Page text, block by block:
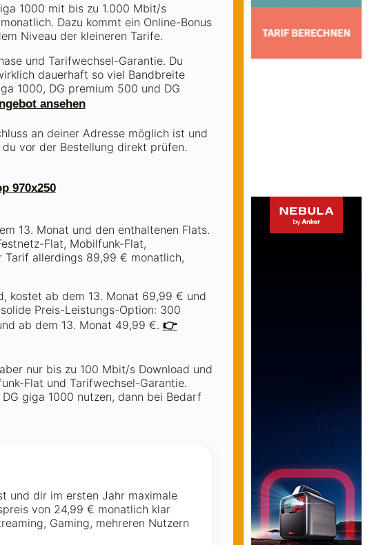
1000 mit bis zu 1.000 Mbit/s
Dazu kommt ein Online-Bonus
Niveau der kleineren Tarife.
und Tarifwechsel-Garantie. Du
dauerhaft so viel Bandbreite
1000, DG premium 500 und DG
ansehen
an deiner Adresse möglich ist und
vor der Bestellung direkt prüfen.
13. Monat und den enthaltenen Flats.
Flat, Mobilfunk-Flat,
Tarif allerdings 89,99 € monatlich,
kostet ab dem 13. Monat 69,99 € und
Preis-Leistungs-Option: 300
ab dem 13. Monat 49,99 €. 👉
nur bis zu 100 Mbit/s Download und
Flat und Tarifwechsel-Garantie.
giga 1000 nutzen, dann bei Bedarf
und dir im ersten Jahr maximale
von 24,99 € monatlich klar
Gaming, mehreren Nutzern